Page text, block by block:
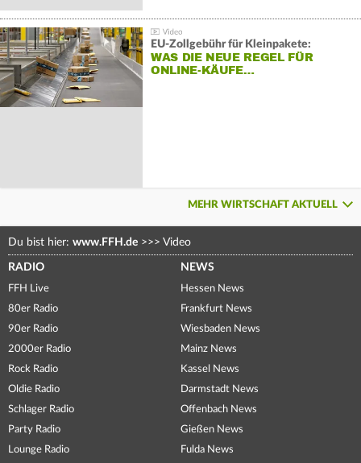
EU-Zollgebühr für Kleinpakete:
WAS DIE NEUE REGEL FÜR
ONLINE-KÄUFE…
MEHR WIRTSCHAFT AKTUELL
Du bist hier: www.FFH.de >>> Video
RADIO
FFH Live
80er Radio
90er Radio
2000er Radio
Rock Radio
Oldie Radio
Schlager Radio
Party Radio
Lounge Radio
NEWS
Hessen News
Frankfurt News
Wiesbaden News
Mainz News
Kassel News
Darmstadt News
Offenbach News
Gießen News
Fulda News